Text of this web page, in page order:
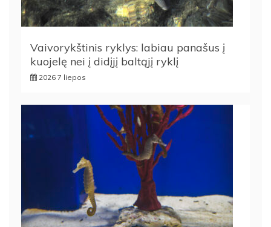
Vaivorykštinis ryklys: labiau panašus į
kuojelę nei į didįjį baltąjį ryklį
2026 7 liepos